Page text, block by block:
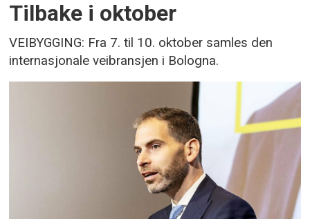
Tilbake i oktober
VEIBYGGING: Fra 7. til 10. oktober samles den
internasjonale veibransjen i Bologna.